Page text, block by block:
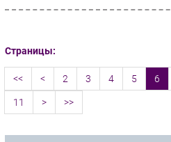
Страницы:
<< < 2 3 4 5 6
11 > >>